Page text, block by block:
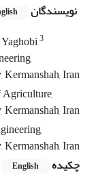
نویسندگان
3
Iran
Iran
Iran
چکیده
English